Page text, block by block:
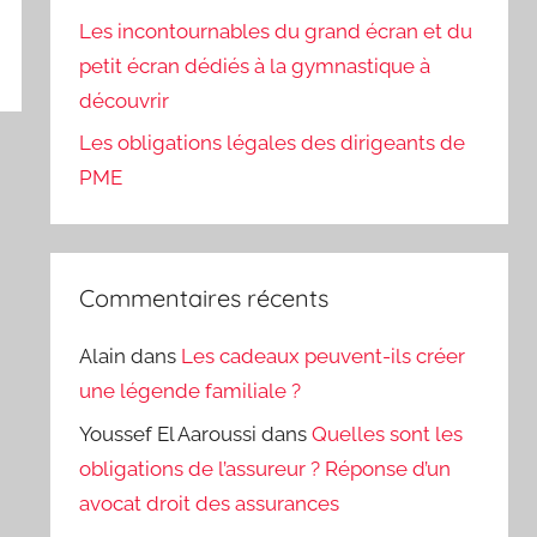
Les incontournables du grand écran et du
petit écran dédiés à la gymnastique à
découvrir
Les obligations légales des dirigeants de
PME
Commentaires récents
Alain dans Les cadeaux peuvent-ils créer
une légende familiale ?
Youssef El Aaroussi dansQuelles sont les
obligations de l’assureur ? Réponse d’un
avocat droit des assurances